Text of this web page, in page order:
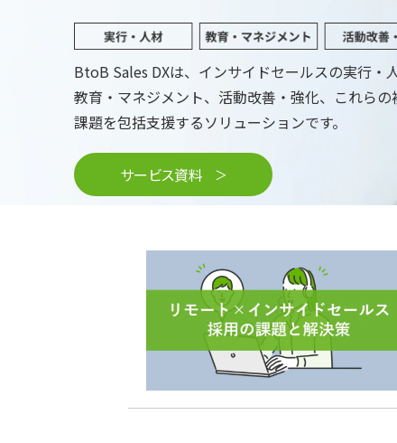
BtoB Sales DXは、インサイドセールスの実行・人
教育・マネジメント、活動改善・強化、これらの
課題を包括支援するソリューションです。
サービス資料